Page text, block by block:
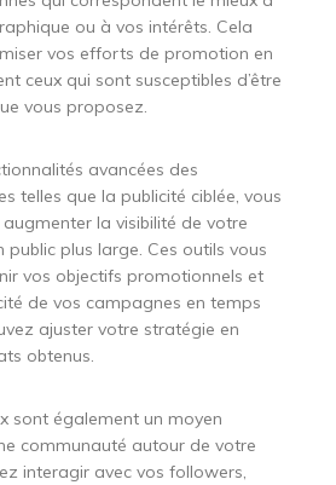
ou à vos intérêts. Cela
vos efforts de promotion en
ceux qui sont susceptibles d’être
vous proposez.
avancées des
telles que la publicité ciblée, vous
la visibilité de votre
public plus large. Ces outils vous
vos objectifs promotionnels et
de vos campagnes en temps
ajuster votre stratégie en
obtenus.
sont également un moyen
communauté autour de votre
interagir avec vos followers,